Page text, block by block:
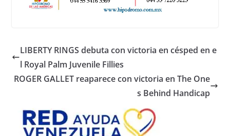
LIBERTY RINGS debuta con victoria en césped en e
l Royal Palm Juvenile Fillies
ROGER GALLET reaparece con victoria en The One
s Behind Handicap